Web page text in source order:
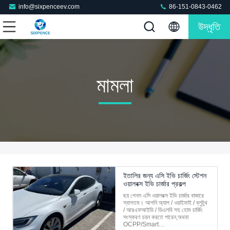
info@sixpenceev.com 86-151-0843-0462
উদ্ধৃতি
মামলা
ইতালির জন্য এসি ইভি চার্জিং স্টেশন
ওয়ালবক্স ইভি চার্জার প্রকল্প
ছয় পেনস এসি ওয়ালবক্স ইভি চার্জার বাজারে
স্বাগতম। আপনি অ্যাপ / ওয়াইফাই / ব্লুটুথ
/ আরএফআইডি / ডিএলবি সহ হোম চার্জিং
সংস্করণ চয়ন করতে পারেন,অথবা
OCPP/Smart